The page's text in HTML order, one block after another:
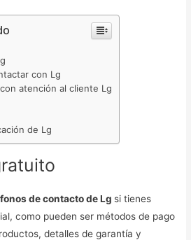
con Lg
atención al cliente Lg
de Lg
de contacto de Lg si tienes
como pueden ser métodos de pago
detalles de garantía y